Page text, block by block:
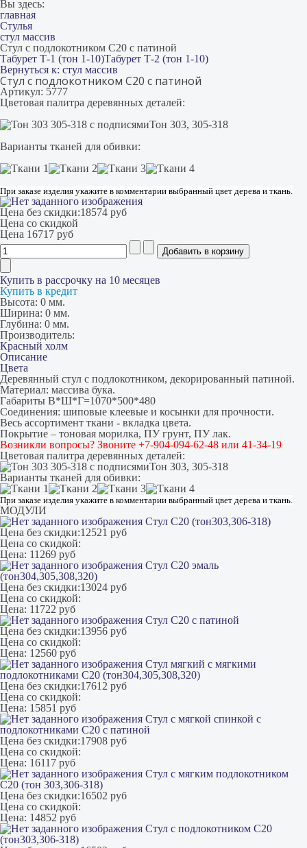
Вы здесь:
главная
Стулья
стул массив
Стул с подлокотником С20 с патиной
Табурет Т-1 (тон 1-10)Табурет Т-2 (тон 1-10)
Вернуться к: стул массив
Стул с подлокотником С20 с патиной
Артикул: 5777
Цветовая палитра деревянных деталей:
Тон 303, 305-318
Варианты тканей для обивки:
При заказе изделия укажите в комментарии выбранный цвет дерева и ткань.
Цена без скидки:18574 руб
Цена со скидкой
Цена 16717 руб
Купить в рассрочку на 10 месяцев
Купить в кредит
Высота: 0 мм.
Ширина: 0 мм.
Глубина: 0 мм.
Производитель:
Красный холм
Описание
Цвета
Деревянный стул с подлокотником, декорированный патиной.
Материал: массива бука.
Габариты В*Ш*Г=1070*500*480
Соединения: шиповые клеевые и косынки для прочности.
Весь ассортимент ткани - вкладка цвета.
Покрытие – тоновая морилка, ПУ грунт, ПУ лак.
Возникли вопросы? Звоните +7-904-094-62-48 или 41-34-19
Цветовая палитра деревянных деталей:
Тон 303, 305-318
Варианты тканей для обивки:
При заказе изделия укажите в комментарии выбранный цвет дерева и ткань.
МОДУЛИ
Стул С20 (тон303,306-318)
Цена без скидки:12521 руб
Цена со скидкой:
Цена: 11269 руб
Стул С20 эмаль
(тон304,305,308,320)
Цена без скидки:13024 руб
Цена со скидкой:
Цена: 11722 руб
Стул С20 с патиной
Цена без скидки:13956 руб
Цена со скидкой:
Цена: 12560 руб
Стул мягкий с мягкими
подлокотниками С20 (тон304,305,308,320)
Цена без скидки:17612 руб
Цена со скидкой:
Цена: 15851 руб
Стул с мягкой спинкой с
подлокотниками С20 с патиной
Цена без скидки:17908 руб
Цена со скидкой:
Цена: 16117 руб
Стул с мягким подлокотником
С20 (тон 303,306-318)
Цена без скидки:16502 руб
Цена со скидкой:
Цена: 14852 руб
Стул с подлокотником С20
(тон303,306-318)